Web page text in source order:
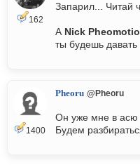
162
Запарил... Читай
А Nick
ты будешь давать
1400
Pheoru @Pheoru
Он уже мне в асю
Будем